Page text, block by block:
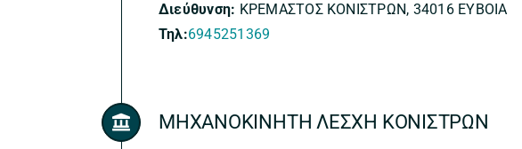
Διεύθυνση: ΚΡΕΜΑΣΤΟΣ ΚΟΝΙΣΤΡΩΝ, 34016 ΕΥΒΟΙΑ
Τηλ:6945251369
ΜΗΧΑΝΟΚΙΝΗΤΗ ΛΕΣΧΗ ΚΟΝΙΣΤΡΩΝ